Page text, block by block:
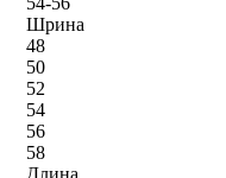
Шрина
48
50
52
54
56
58
Длина